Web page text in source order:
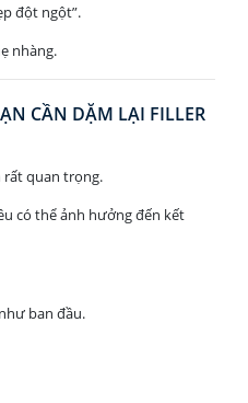
đột ngột”.
nhàng.
CẦN DẶM LẠI FILLER
rất quan trọng.
có thể ảnh hưởng đến kết
ban đầu.